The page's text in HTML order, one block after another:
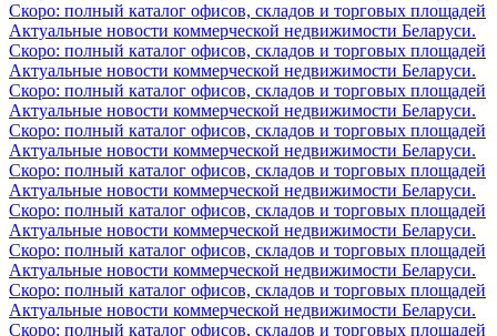
Скоро: полный каталог офисов, складов и торговых площадей
Актуальные новости коммерческой недвижимости Беларуси.
Скоро: полный каталог офисов, складов и торговых площадей
Актуальные новости коммерческой недвижимости Беларуси.
Скоро: полный каталог офисов, складов и торговых площадей
Актуальные новости коммерческой недвижимости Беларуси.
Скоро: полный каталог офисов, складов и торговых площадей
Актуальные новости коммерческой недвижимости Беларуси.
Скоро: полный каталог офисов, складов и торговых площадей
Актуальные новости коммерческой недвижимости Беларуси.
Скоро: полный каталог офисов, складов и торговых площадей
Актуальные новости коммерческой недвижимости Беларуси.
Скоро: полный каталог офисов, складов и торговых площадей
Актуальные новости коммерческой недвижимости Беларуси.
Скоро: полный каталог офисов, складов и торговых площадей
Актуальные новости коммерческой недвижимости Беларуси.
Скоро: полный каталог офисов, складов и торговых площадей